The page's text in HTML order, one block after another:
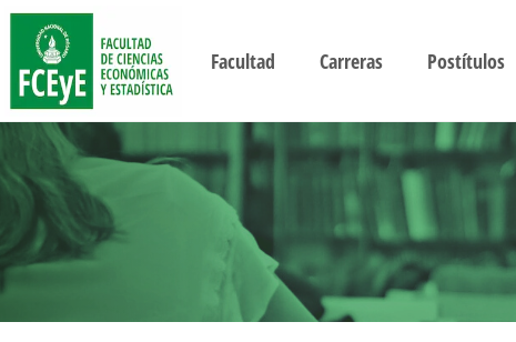
Facultad Carreras Postítulos